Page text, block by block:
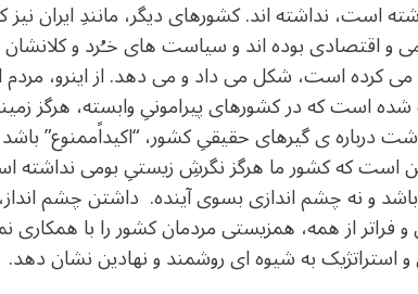
است، نداشته اند. کشورهای دیگر، مانندِ ایران
و اقتصادی بوده اند و سیاست های خـُرد و کلانشان
کرده است، شکل می داد و می دهد. از اینرو،
است که در کشورهای پیرامونیِ وابسته، هرگز
درباره ی گیرهای حقیقیِ کشور، “اکیداًممنوع”
است که کشور ما هرگز نگرشِ زیستیِ بومی نداشته
و نه چشم اندازی بسوی آینده. داشتن چشم
از همه، همزیستی مردمان کشور را با همکاری
استراتژیک به شیوه ای روشمند و نهادین نشان دهد.